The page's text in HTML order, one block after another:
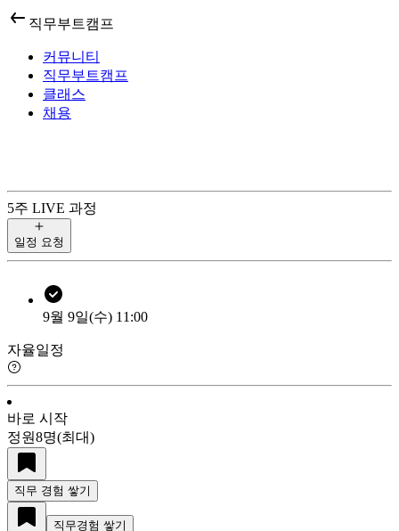
직무부트캠프
커뮤니티
직무부트캠프
클래스
채용
5주 LIVE 과정
일정 요청
9월 9일(수) 11:00
자율일정
바로 시작
정원8명(최대)
직무 경험 쌓기
직무경험 쌓기